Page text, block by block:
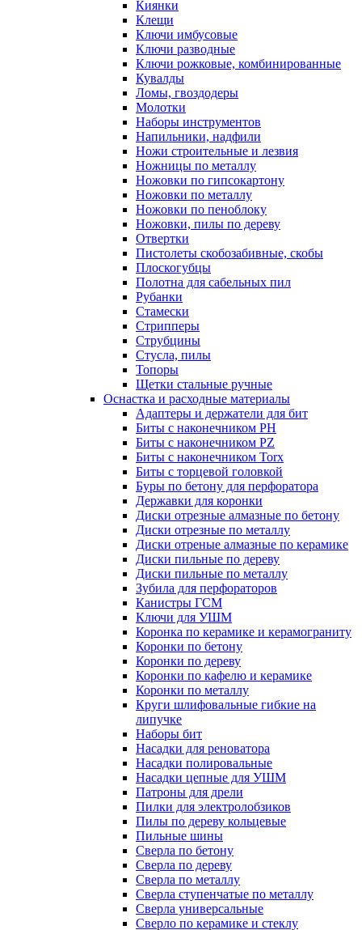
Киянки
Клещи
Ключи имбусовые
Ключи разводные
Ключи рожковые, комбинированные
Кувалды
Ломы, гвоздодеры
Молотки
Наборы инструментов
Напильники, надфили
Ножи строительные и лезвия
Ножницы по металлу
Ножовки по гипсокартону
Ножовки по металлу
Ножовки по пеноблоку
Ножовки, пилы по дереву
Отвертки
Пистолеты скобозабивные, скобы
Плоскогубцы
Полотна для сабельных пил
Рубанки
Стамески
Стрипперы
Струбцины
Стусла, пилы
Топоры
Щетки стальные ручные
Оснастка и расходные материалы
Адаптеры и держатели для бит
Биты с наконечником PH
Биты с наконечником PZ
Биты с наконечником Torx
Биты с торцевой головкой
Буры по бетону для перфоратора
Державки для коронки
Диски отрезные алмазные по бетону
Диски отрезные по металлу
Диски отреные алмазные по керамике
Диски пильные по дереву
Диски пильные по металлу
Зубила для перфораторов
Канистры ГСМ
Ключи для УШМ
Коронка по керамике и керамограниту
Коронки по бетону
Коронки по дереву
Коронки по кафелю и керамике
Коронки по металлу
Круги шлифовальные гибкие на
липучке
Наборы бит
Насадки для реноватора
Насадки полировальные
Насадки цепные для УШМ
Патроны для дрели
Пилки для электролобзиков
Пилы по дереву кольцевые
Пильные шины
Сверла по бетону
Сверла по дереву
Сверла по металлу
Сверла ступенчатые по металлу
Сверла универсальные
Сверло по керамике и стеклу